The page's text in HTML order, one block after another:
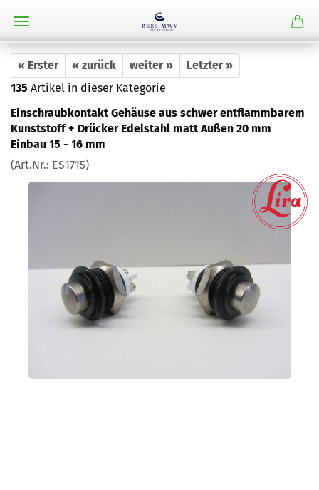
« Erster « zurück weiter »
Letzter »
135 Artikel in dieser Kategorie
Einschraubkontakt Gehäuse aus schwer entflammbarem
Kunststoff + Drücker Edelstahl matt Außen 20 mm
Einbau 15 - 16 mm
(Art.Nr.: ES1715)